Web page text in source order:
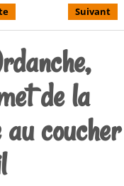
Suivant
de la
coucher